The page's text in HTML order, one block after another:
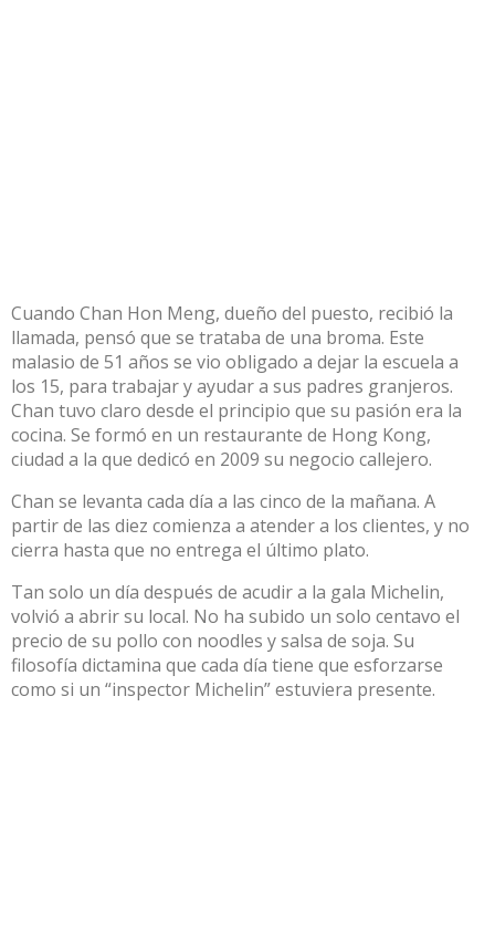
Cuando Chan Hon Meng, dueño del puesto, recibió la
llamada, pensó que se trataba de una broma. Este
malasio de 51 años se vio obligado a dejar la escuela a
los 15, para trabajar y ayudar a sus padres granjeros.
Chan tuvo claro desde el principio que su pasión era la
cocina. Se formó en un restaurante de Hong Kong,
ciudad a la que dedicó en 2009 su negocio callejero.
Chan se levanta cada día a las cinco de la mañana. A
partir de las diez comienza a atender a los clientes, y no
cierra hasta que no entrega el último plato.
Tan solo un día después de acudir a la gala Michelin,
volvió a abrir su local. No ha subido un solo centavo el
precio de su pollo con noodles y salsa de soja. Su
filosofía dictamina que cada día tiene que esforzarse
como si un “inspector Michelin” estuviera presente.